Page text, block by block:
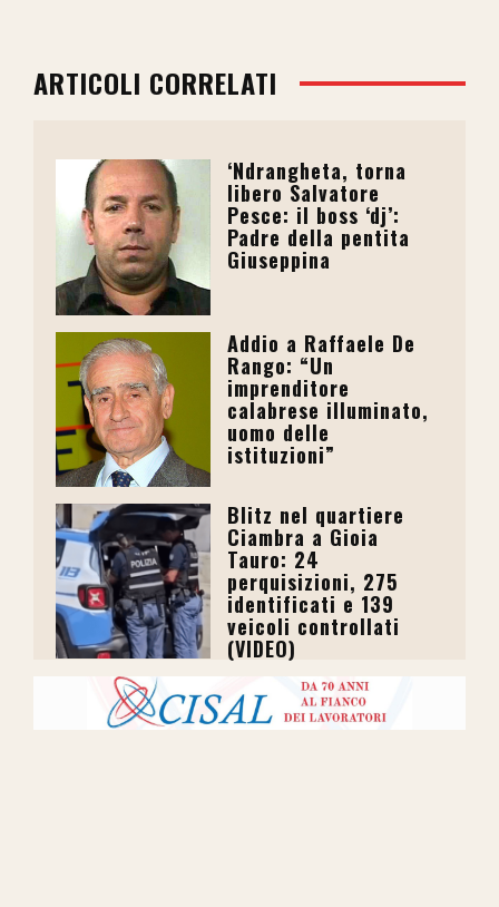
ARTICOLI CORRELATI
‘Ndrangheta, torna
libero Salvatore
Pesce: il boss ‘dj’:
Padre della pentita
Giuseppina
Addio a Raffaele De
Rango: “Un
imprenditore
calabrese illuminato,
uomo delle
istituzioni”
Blitz nel quartiere
Ciambra a Gioia
Tauro: 24
perquisizioni, 275
identificati e 139
veicoli controllati
(VIDEO)